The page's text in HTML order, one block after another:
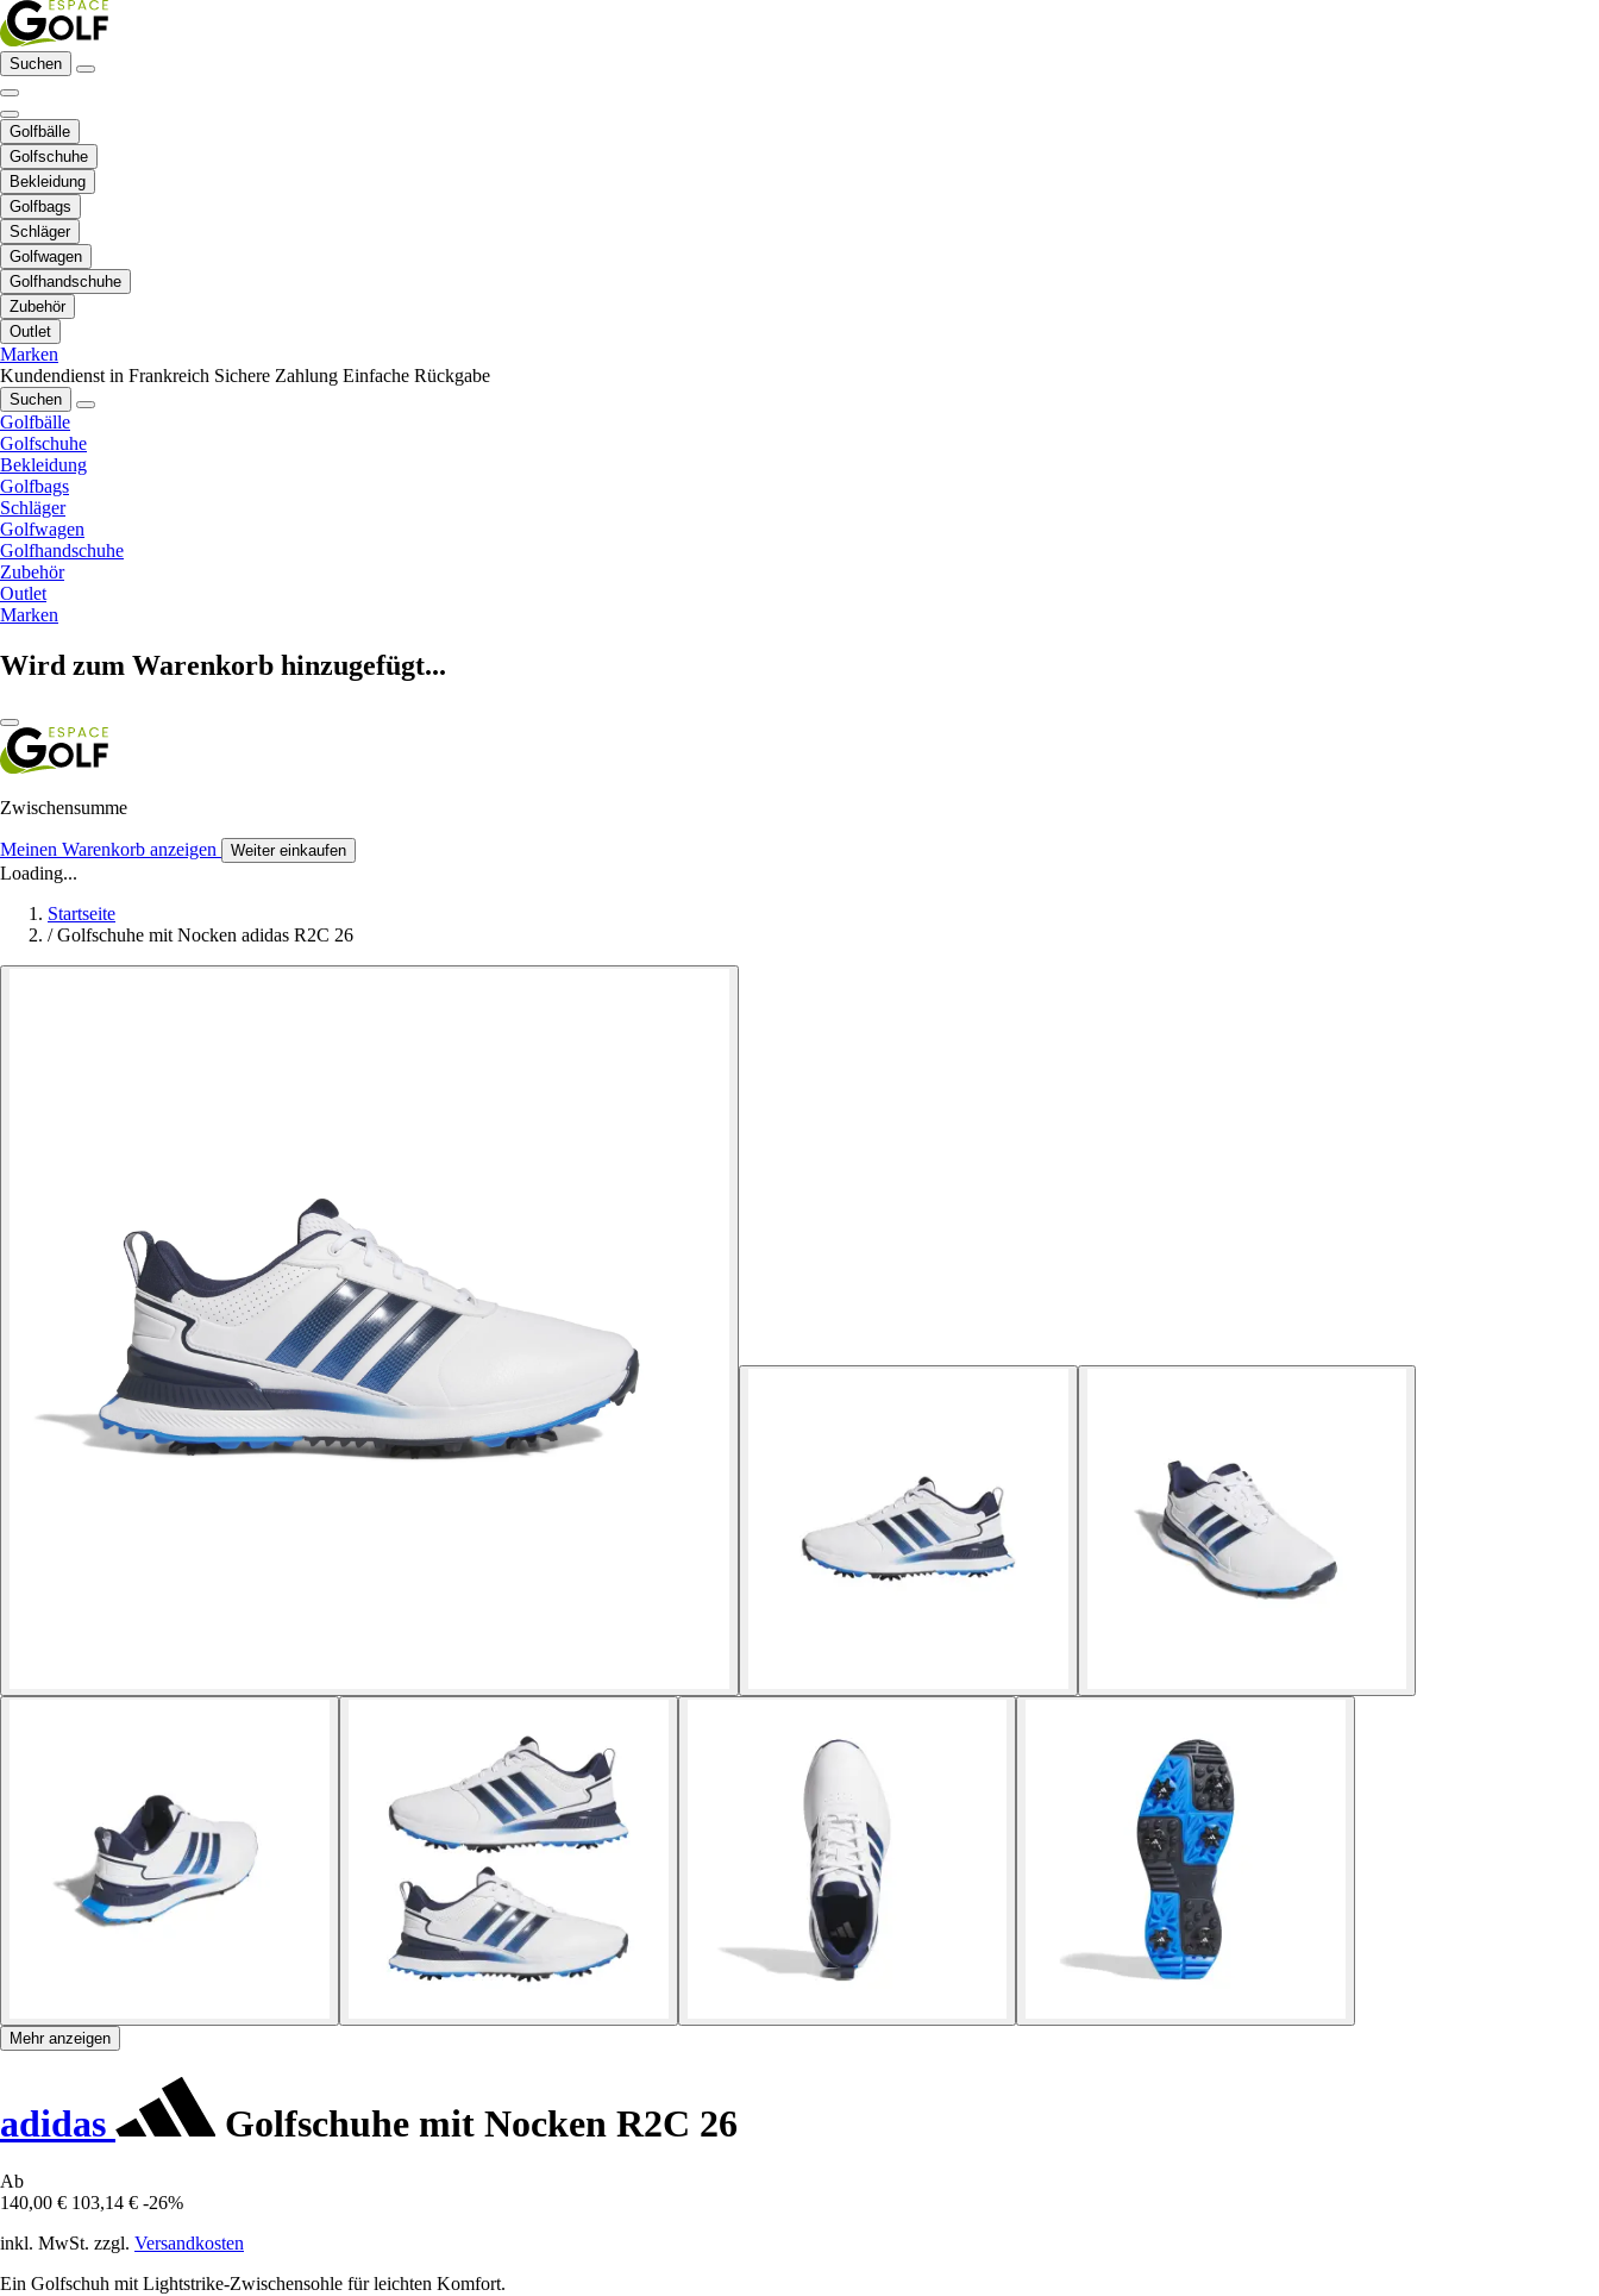
Suchen
Golfbälle
Golfschuhe
Bekleidung
Golfbags
Schläger
Golfwagen
Golfhandschuhe
Zubehör
Outlet
Marken
Kundendienst in Frankreich Sichere Zahlung Einfache Rückgabe
Suchen
Golfbälle
Golfschuhe
Bekleidung
Golfbags
Schläger
Golfwagen
Golfhandschuhe
Zubehör
Outlet
Marken
Wird zum Warenkorb hinzugefügt...
Zwischensumme
Meinen Warenkorb anzeigen Weiter einkaufen
Loading...
Startseite
/ Golfschuhe mit Nocken adidas R2C 26
Mehr anzeigen
adidas Golfschuhe mit Nocken R2C 26
Ab
140,00 € 103,14 € -26%
inkl. MwSt. zzgl. Versandkosten
Ein Golfschuh mit Lightstrike-Zwischensohle für leichten Komfort.